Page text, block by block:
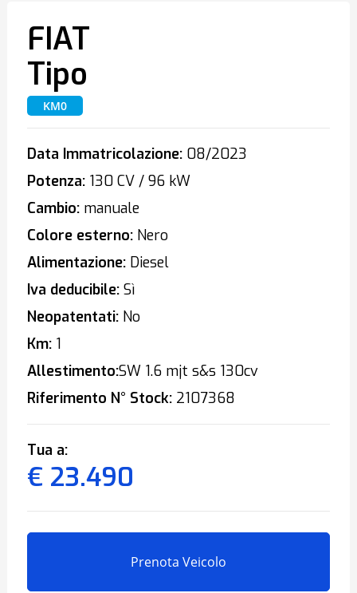
FIAT
Tipo
KM0
Data Immatricolazione:08/2023
Potenza:130 CV / 96 kW
Cambio:manuale
Colore esterno:Nero
Alimentazione:Diesel
Iva deducibile:Sì
Neopatentati:No
Km:1
Allestimento:SW 1.6 mjt s&s 130cv
Riferimento N° Stock:2107368
Tua a:
€ 23.490
Prenota Veicolo